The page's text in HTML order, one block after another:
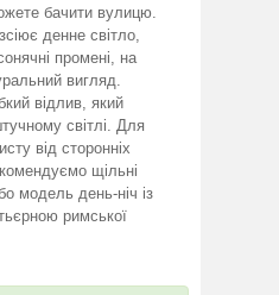
бачити вулицю.
денне світло,
промені, на
вигляд.
відлив, який
світлі. Для
від сторонніх
щільні
модель день-ніч із
римської